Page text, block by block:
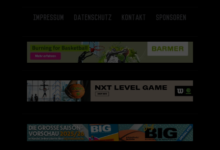
Impressum Datenschutz Kontakt Sponsoren